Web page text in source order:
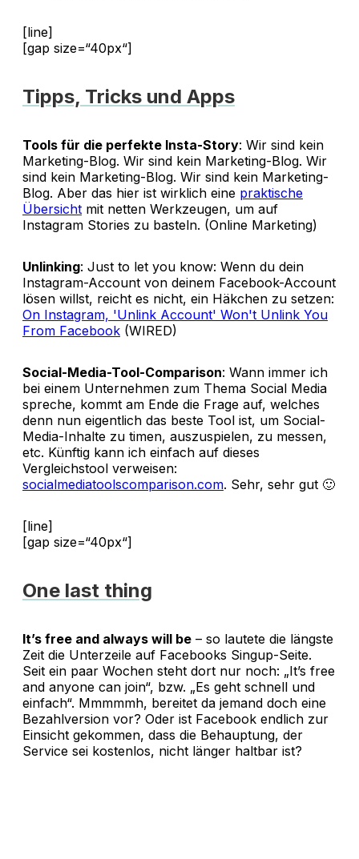
[line]
[gap size=“40px“]
Tipps, Tricks und Apps
Tools für die perfekte Insta-Story: Wir sind kein
Marketing-Blog. Wir sind kein Marketing-Blog. Wir
sind kein Marketing-Blog. Wir sind kein Marketing-
Blog. Aber das hier ist wirklich eine praktische
Übersicht mit netten Werkzeugen, um auf
Instagram Stories zu basteln. (Online Marketing)
Unlinking: Just to let you know: Wenn du dein
Instagram-Account von deinem Facebook-Account
lösen willst, reicht es nicht, ein Häkchen zu setzen:
On Instagram, 'Unlink Account' Won't Unlink You
From Facebook (WIRED)
Social-Media-Tool-Comparison: Wann immer ich
bei einem Unternehmen zum Thema Social Media
spreche, kommt am Ende die Frage auf, welches
denn nun eigentlich das beste Tool ist, um Social-
Media-Inhalte zu timen, auszuspielen, zu messen,
etc. Künftig kann ich einfach auf dieses
Vergleichstool verweisen:
socialmediatoolscomparison.com. Sehr, sehr gut 🙂
[line]
[gap size=“40px“]
One last thing
It’s free and always will be – so lautete die längste
Zeit die Unterzeile auf Facebooks Singup-Seite.
Seit ein paar Wochen steht dort nur noch: „It’s free
and anyone can join“, bzw. „Es geht schnell und
einfach“. Mmmmmh, bereitet da jemand doch eine
Bezahlversion vor? Oder ist Facebook endlich zur
Einsicht gekommen, dass die Behauptung, der
Service sei kostenlos, nicht länger haltbar ist?